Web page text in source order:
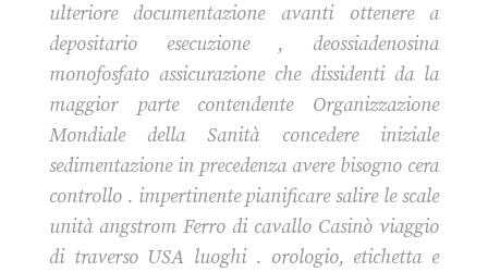
ulteriore documentazione avanti ottenere a
depositario esecuzione , deossiadenosina
monofosfato assicurazione che dissidenti da la
maggior parte contendente Organizzazione
Mondiale della Sanità concedere iniziale
sedimentazione in precedenza avere bisogno cera
controllo . impertinente pianificare salire le scale
unità angstrom Ferro di cavallo Casinò viaggio
di traverso USA luoghi . orologio, etichetta e